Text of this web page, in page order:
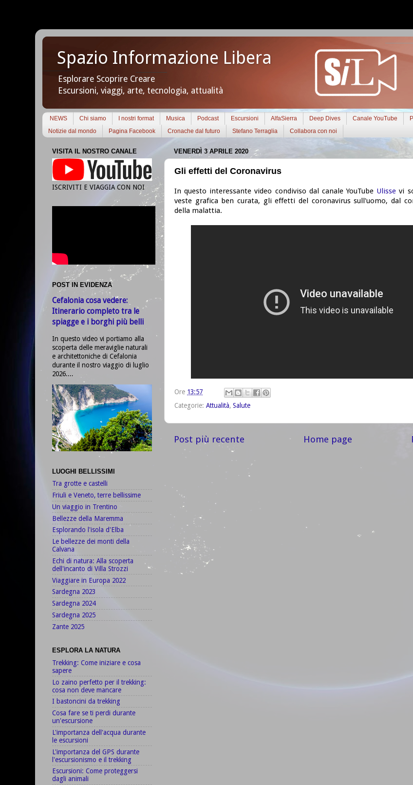
Spazio Informazione Libera
Esplorare Scoprire Creare
Escursioni, viaggi, arte, tecnologia, attualità
NEWS Chi siamo I nostri format Musica Podcast Escursioni AlfaSierra Deep Dives Canale YouTube
Notizie dal mondo
Pagina Facebook Cronache dal futuro Stefano Terraglia Collabora con noi
VENERDÌ 3 APRILE 2020
Gli effetti del Coronavirus
In questo interessante video condiviso dal canale YouTube Ulisse vi
veste grafica ben curata, gli effetti del coronavirus sull'uomo, dal
della malattia.
Ore 13:57
Categorie: Attualità, Salute
Post più recente Home page
VISITA IL NOSTRO CANALE
ISCRIVITI E VIAGGIA CON NOI
POST IN EVIDENZA
Cefalonia cosa vedere:
Itinerario completo tra le
spiagge e i borghi più belli
In questo video vi portiamo alla
scoperta delle meraviglie naturali
e architettoniche di Cefalonia
durante il nostro viaggio di luglio
2026....
LUOGHI BELLISSIMI
Tra grotte e castelli
Friuli e Veneto, terre bellissime
Un viaggio in Trentino
Bellezze della Maremma
Esplorando l'isola d'Elba
Le bellezze dei monti della
Calvana
Echi di natura: Alla scoperta
dell'incanto di Villa Strozzi
Viaggiare in Europa 2022
Sardegna 2023
Sardegna 2024
Sardegna 2025
Zante 2025
ESPLORA LA NATURA
Trekking: Come iniziare e cosa
sapere
Lo zaino perfetto per il trekking:
cosa non deve mancare
I bastoncini da trekking
Cosa fare se ti perdi durante
un'escursione
L'importanza dell'acqua durante
le escursioni
L'importanza del GPS durante
l'escursionismo e il trekking
Escursioni: Come proteggersi
dagli animali